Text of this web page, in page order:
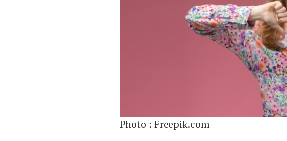
Photo : Freepik.com